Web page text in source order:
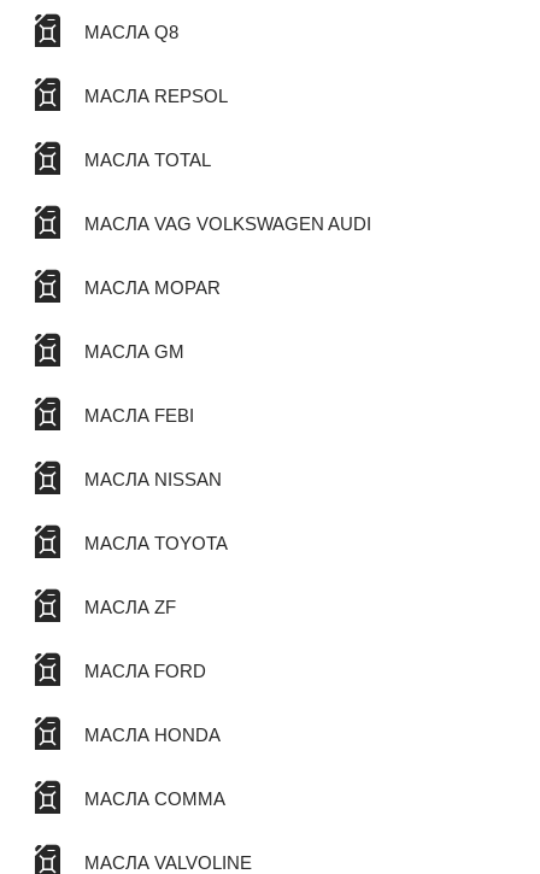
МАСЛА Q8
МАСЛА REPSOL
МАСЛА TOTAL
МАСЛА VAG VOLKSWAGEN AUDI
МАСЛА MOPAR
МАСЛА GM
МАСЛА FEBI
МАСЛА NISSAN
МАСЛА TOYOTA
МАСЛА ZF
МАСЛА FORD
МАСЛА HONDA
МАСЛА COMMA
МАСЛА VALVOLINE